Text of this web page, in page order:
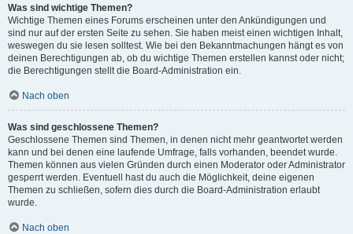
Was sind wichtige Themen?
Wichtige Themen eines Forums erscheinen unter den Ankündigungen und
sind nur auf der ersten Seite zu sehen. Sie haben meist einen wichtigen Inhalt,
weswegen du sie lesen solltest. Wie bei den Bekanntmachungen hängt es von
deinen Berechtigungen ab, ob du wichtige Themen erstellen kannst oder nicht;
die Berechtigungen stellt die Board-Administration ein.
Nach oben
Was sind geschlossene Themen?
Geschlossene Themen sind Themen, in denen nicht mehr geantwortet werden
kann und bei denen eine laufende Umfrage, falls vorhanden, beendet wurde.
Themen können aus vielen Gründen durch einen Moderator oder Administrator
gesperrt werden. Eventuell hast du auch die Möglichkeit, deine eigenen
Themen zu schließen, sofern dies durch die Board-Administration erlaubt
wurde.
Nach oben